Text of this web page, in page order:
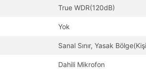
True WDR(120dB)
Yok
Sanal Sınır, Yasak
Dahili Mikrofon